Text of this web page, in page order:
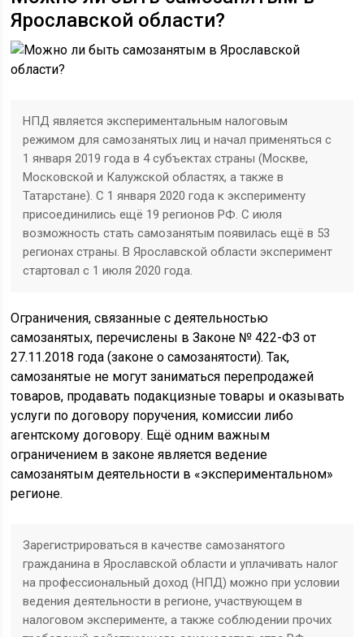
Ярославской области?
НПД является экспериментальным налоговым
режимом для самозанятых лиц и начал применяться с
1 января 2019 года в 4 субъектах страны (Москве,
Московской и Калужской областях, а также в
Татарстане). С 1 января 2020 года к эксперименту
присоединились ещё 19 регионов РФ. С июля
возможность стать самозанятым появилась ещё в 53
регионах страны. В Ярославской области эксперимент
стартовал с 1 июля 2020 года.
Ограничения, связанные с деятельностью
самозанятых, перечислены в Законе № 422-ФЗ от
27.11.2018 года (законе о самозанятости). Так,
самозанятые не могут заниматься перепродажей
товаров, продавать подакцизные товары и оказывать
услуги по договору поручения, комиссии либо
агентскому договору. Ещё одним важным
ограничением в законе является ведение
самозанятым деятельности в «экспериментальном»
регионе.
Зарегистрироваться в качестве самозанятого
гражданина в Ярославской области и уплачивать налог
на профессиональный доход (НПД) можно при условии
ведения деятельности в регионе, участвующем в
налоговом эксперименте, а также соблюдении прочих